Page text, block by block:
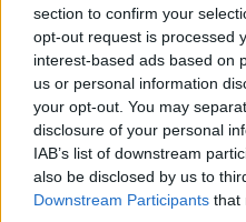
section to confirm your
opt-out request is processed
interest-based ads based on
us or personal information
your opt-out. You may
disclosure of your personal
IAB’s list of downstream
also be disclosed by us to
Downstream Participants that
Τέλος, όσον αφορά
Παπασταύρου τόνισε